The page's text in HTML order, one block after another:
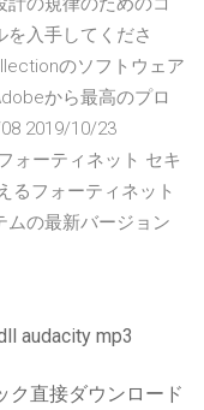
入手してくださ
のソフトウェア
から最高のプロ
2019/10/23
ォーティネット セキ
るフォーティネット
ムの最新バージョン
audacity mp3
ク直接ダウンロード